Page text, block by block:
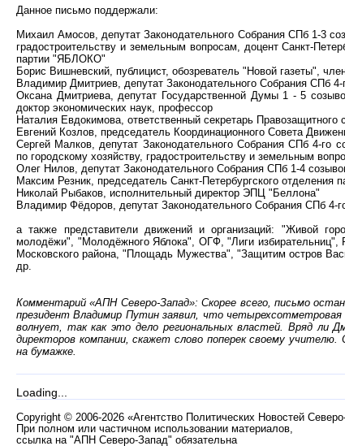
Данное письмо поддержали:
Михаил Амосов, депутат Законодательного Собрания СПб 1-3
градостроительству и земельным вопросам, доцент Санкт-
партии "ЯБЛОКО"
Борис Вишневский, публицист, обозреватель "Новой газеты",
Владимир Дмитриев, депутат Законодательного Собрания СПб
Оксана Дмитриева, депутат Государственной Думы 1 - 5
доктор экономических наук, профессор
Наталия Евдокимова, ответственный секретарь
Евгений Козлов, председатель Координационного Совета
Сергей Малков, депутат Законодательного Собрания СПб 4-го
по городскому хозяйству, градостроительству и земельным
Олег Нилов, депутат Законодательного Собрания СПб 1-4
Максим Резник, председатель Санкт-Петербургского
Николай Рыбаков, исполнительный директор ЭПЦ "Беллона"
Владимир Фёдоров, депутат Законодательного Собрания СПб
а также представители движений и организаций: "Живой
молодёжи", "Молодёжного Яблока", ОГФ, "Лиги
Московского района, "Площадь Мужества", "Защитим остров
др.
Комментарий «АПН Северо-Запад»: Скорее всего, письмо
президент Владимир Путин заявил, что четырехсотметровая
волнует, так как это дело региональных властей. Вряд ли
директоров компании, скажет слово поперек своему
на бумажке.
Loading...
Copyright © 2006-2026 «Агентство Политических Новостей
При полном или частичном использовании материалов,
ссылка на "АПН Северо-Запад" обязательна